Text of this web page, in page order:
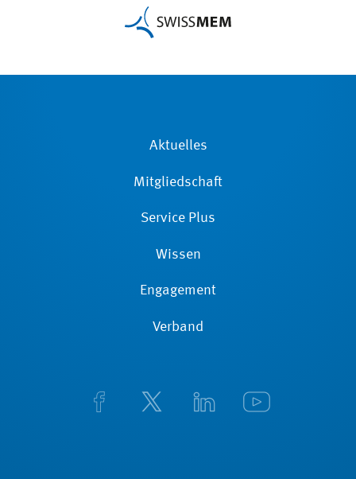
Aktuelles
Mitgliedschaft
Service Plus
Wissen
Engagement
Verband